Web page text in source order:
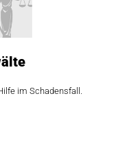
im Schadensfall.